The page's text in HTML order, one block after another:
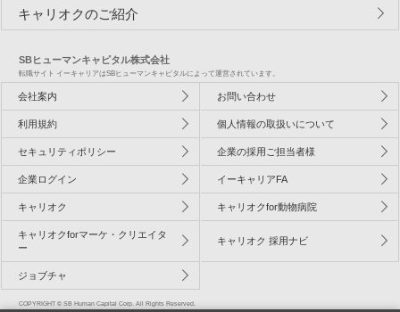
キャリオクのご紹介
SBヒューマンキャピタル株式会社
転職サイト イーキャリアはSBヒューマンキャピタルによって運営されています。
会社案内 お問い合わせ
利用規約 個人情報の取扱いについて
セキュリティポリシー 企業の採用ご担当者様
企業ログイン イーキャリアFA
キャリオク キャリオクfor動物病院
キャリオクforマーケ・クリエイタ
ー
キャリオク 採用ナビ
ジョブチャ
COPYRIGHT © SB Human Capital Corp. All Rights Reserved.